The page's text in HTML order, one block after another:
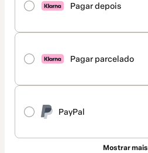
Pagar depois
Pagar parcelado
PayPal
Mostrar mais